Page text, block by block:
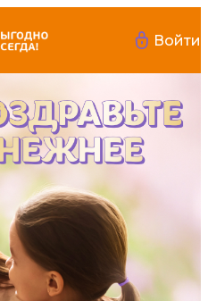
Войти